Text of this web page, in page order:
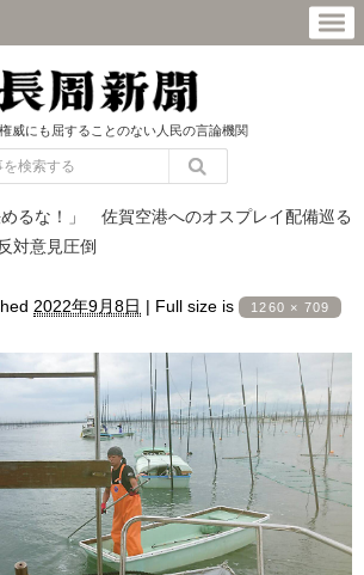
威にも屈することのない人民の言論機関
めるな！」 佐賀空港へのオスプレイ配備巡る
対意見圧倒
2022年9月8日 | Full size is 1260 × 709